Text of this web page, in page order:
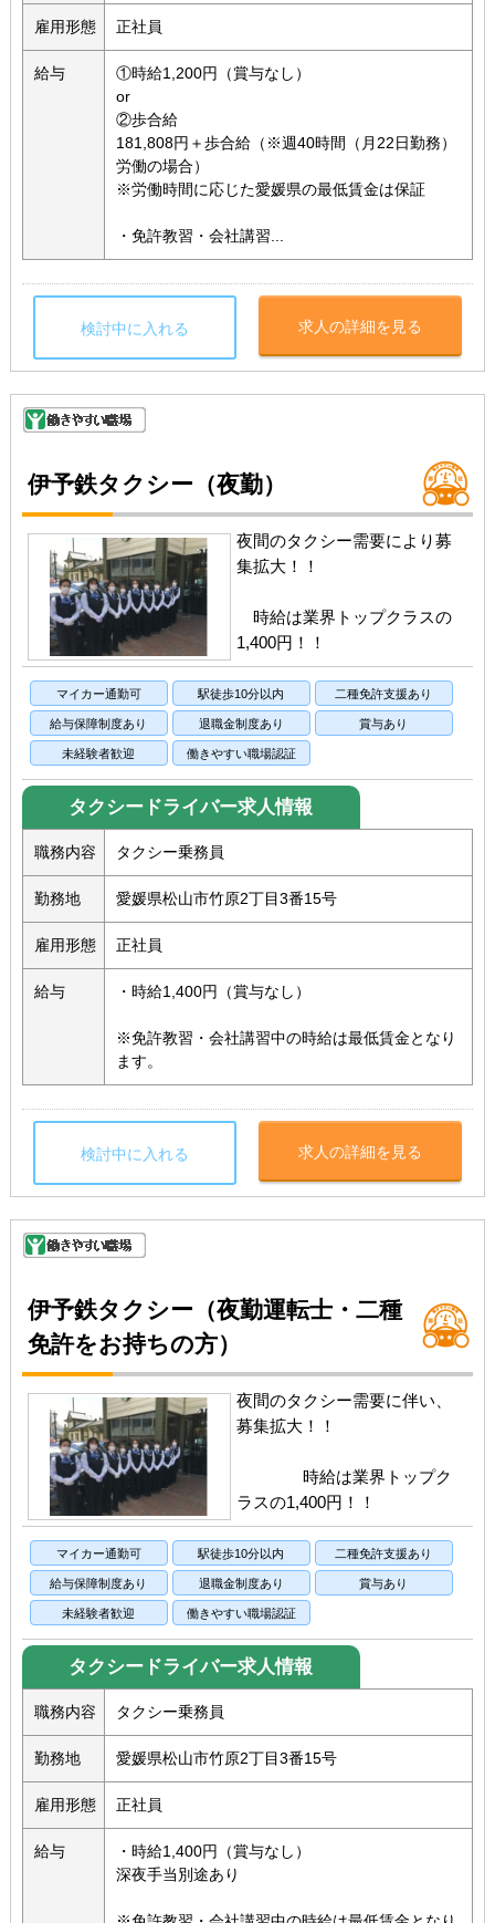
雇用形態 正社員
給与
①時給1,200円（賞与なし）
or
②歩合給
181,808円＋歩合給（※週40時間（月22日勤務）
労働の場合）
※労働時間に応じた愛媛県の最低賃金は保証
・免許教習・会社講習...
検討中に入れる 求人の詳細を見る
伊予鉄タクシー（夜勤）
夜間のタクシー需要により募
集拡大！！
時給は業界トップクラスの
1,400円！！
マイカー通勤可 駅徒歩10分以内 二種免許支援あり
給与保障制度あり 退職金制度あり 賞与あり
未経験者歓迎 働きやすい職場認証
タクシードライバー求人情報
職務内容 タクシー乗務員
勤務地 愛媛県松山市竹原2丁目3番15号
雇用形態 正社員
給与 ・時給1,400円（賞与なし）
※免許教習・会社講習中の時給は最低賃金となり
ます。
検討中に入れる 求人の詳細を見る
伊予鉄タクシー（夜勤運転士・二種
免許をお持ちの方）
夜間のタクシー需要に伴い、
募集拡大！！
時給は業界トップク
ラスの1,400円！！
マイカー通勤可 駅徒歩10分以内 二種免許支援あり
給与保障制度あり 退職金制度あり 賞与あり
未経験者歓迎 働きやすい職場認証
タクシードライバー求人情報
職務内容 タクシー乗務員
勤務地 愛媛県松山市竹原2丁目3番15号
雇用形態 正社員
給与
・時給1,400円（賞与なし）
深夜手当別途あり